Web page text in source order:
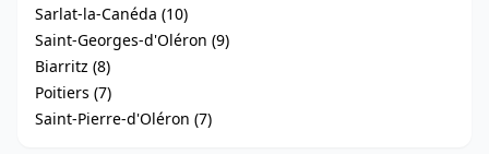
Sarlat-la-Canéda (10)
Saint-Georges-d'Oléron (9)
Biarritz (8)
Poitiers (7)
Saint-Pierre-d'Oléron (7)